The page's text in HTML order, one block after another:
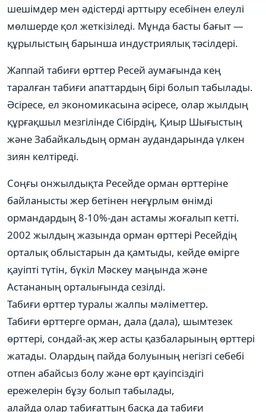
шешімдер мен әдістерді арттыру есебінен елеулі
мөлшерде қол жеткізіледі. Мұнда басты бағыт —
құрылыстың барынша индустриялық тәсілдері.
Жаппай табиғи өрттер Ресей аумағында кең
таралған табиғи апаттардың бірі болып табылады.
Әсіресе, ел экономикасына әсіресе, олар жылдың
құрғақшыл мезгілінде Сібірдің, Қиыр Шығыстың
және Забайкальдың орман аудандарында үлкен
зиян келтіреді.
Соңғы онжылдықта Ресейде орман өрттеріне
байланысты жер бетінен неғұрлым өнімді
ормандардың 8-10%-дан астамы жоғалып кетті.
2002 жылдың жазында орман өрттері Ресейдің
орталық облыстарын да қамтыды, кейде өмірге
қауіпті түтін, бүкіл Мәскеу маңында және
Астананың орталығында сезілді.
Табиғи өрттер туралы жалпы мәліметтер.
Табиғи өрттерге орман, дала (дала), шымтезек
өрттері, сондай-ақ жер асты қазбаларының өрттері
жатады. Олардың пайда болуының негізгі себебі
отпен абайсыз болу және өрт қауіпсіздігі
ережелерін бұзу болып табылады,
алайда олар табиғаттың басқа да табиғи